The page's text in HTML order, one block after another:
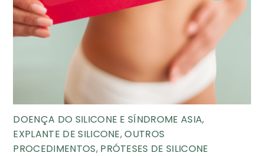
DOENÇA DO SILICONE E SÍNDROME ASIA,
EXPLANTE DE SILICONE,OUTROS
PROCEDIMENTOS, PRÓTESES DE SILICONE